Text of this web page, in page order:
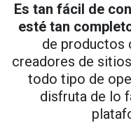
Es tan fácil de
esté tan
de productos
creadores de
todo tipo de
disfruta de lo